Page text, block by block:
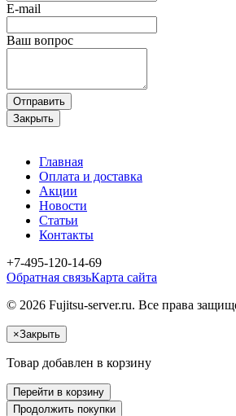
E-mail
Ваш вопрос
Отправить
Закрыть
Главная
Оплата и доставка
Акции
Новости
Статьи
Контакты
+7-495-120-14-69
Обратная связьКарта сайта
© 2026 Fujitsu-server.ru. Все права
×Закрыть
Товар добавлен в корзину
Перейти в корзину
Продолжить покупки